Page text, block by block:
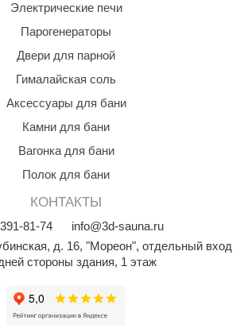
Электрические печи
Парогенераторы
Двери для парной
Гималайская соль
Аксессуары для бани
Камни для бани
Вагонка для бани
Полок для бани
КОНТАКТЫ
391-81-74
info@3d-sauna.ru
д. 16, "Мореон", отдельный вход
стороны здания, 1 этаж